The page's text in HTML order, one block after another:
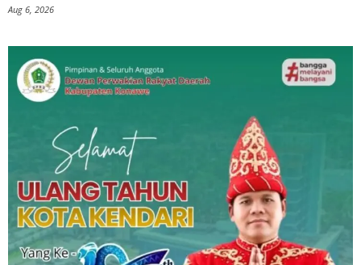
Aug 6, 2026